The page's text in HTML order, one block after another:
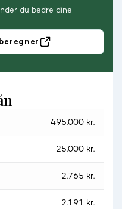
du bedre dine
495.000 kr.
25.000 kr.
2.765 kr.
2.191 kr.